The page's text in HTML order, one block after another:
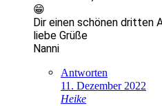
😁
Dir einen schönen dritten
liebe Grüße
Nanni
Antworten
11. Dezember 2022
Heike